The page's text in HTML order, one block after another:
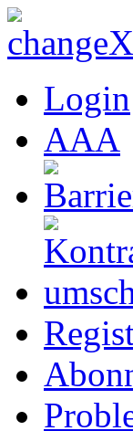
Login
AAA